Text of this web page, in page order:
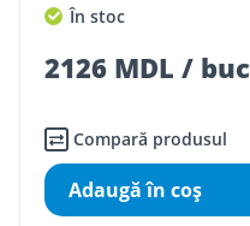
În stoc
2126 MDL / buc
Compară produsul
Adaugă în coş